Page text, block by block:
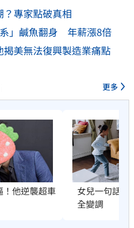
專家點破真相
」鹹魚翻身 年薪漲8倍
美無法復興製造業痛點
更多
！他逆襲超車
女兒一句話　
全變調